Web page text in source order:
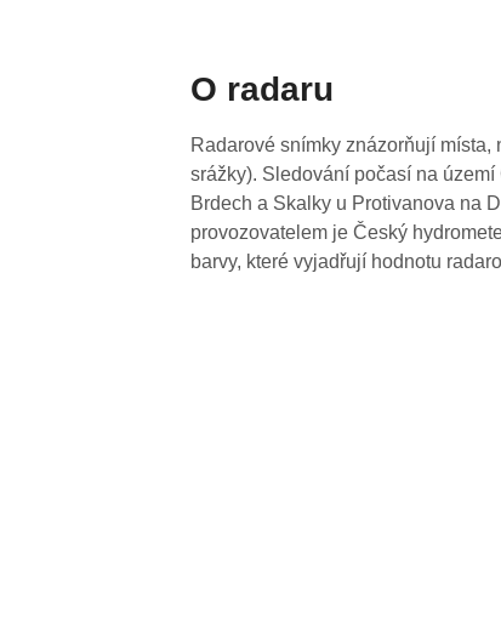
O radaru
Radarové snímky znázorňují místa,
srážky). Sledování počasí na
Brdech a Skalky u Protivanova na
provozovatelem je Český
barvy, které vyjadřují hodnotu